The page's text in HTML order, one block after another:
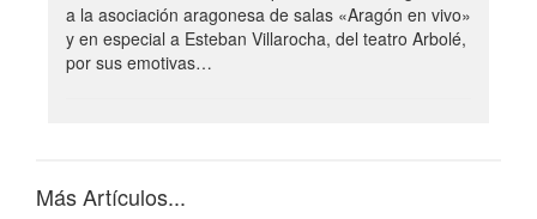
a la asociación aragonesa de salas «Aragón en vivo»
y en especial a Esteban Villarocha, del teatro Arbolé,
por sus emotivas…
Más Artículos...